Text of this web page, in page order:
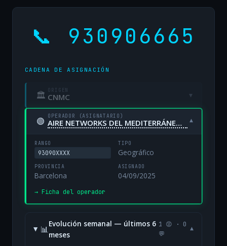
📞 930906665
CADENA DE ASIGNACIÓN
🏛 ORIGEN
CNMC ▾
🟢 OPERADOR (ASIGNATARIO)
AIRE NETWORKS DEL MEDITERRÁNEO, S.L. UNIPERSONAL ▾
RANGO
93090XXXX
TIPO
Geográfico
PROVINCIA
Barcelona
ASIGNADO
04/09/2025
→ Ficha del operador
📊
Evolución semanal — últimos 6
meses
1 😡 · 0
💬
▾